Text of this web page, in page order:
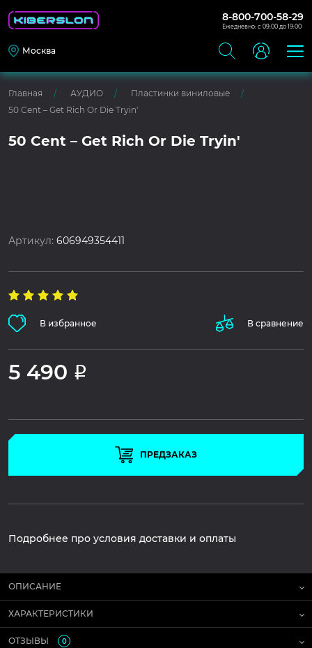
8-800-700-58-29
Ежедневно: с 09:00 до 19:00
Москва
Главная АУДИО
Пластинки виниловые
50 Cent – Get Rich Or Die Tryin'
50 Cent – Get Rich Or Die Tryin'
Артикул:606949354411
В избранное В сравнение
5 490 Р
ПРЕДЗАКАЗ
Подробнее про условия доставки и оплаты
ОПИСАНИЕ
ХАРАКТЕРИСТИКИ
ОТЗЫВЫ 0